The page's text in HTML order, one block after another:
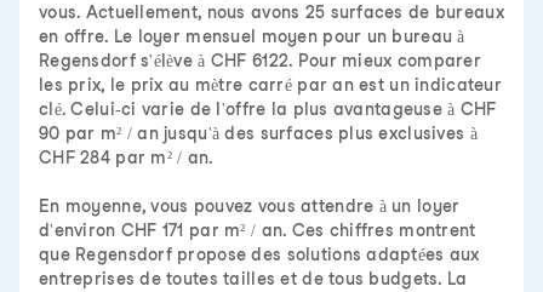
vous. Actuellement, nous avons 25 surfaces de bureaux
en offre. Le loyer mensuel moyen pour un bureau à
Regensdorf s'élève à CHF 6122. Pour mieux comparer
les prix, le prix au mètre carré par an est un indicateur
clé. Celui-ci varie de l'offre la plus avantageuse à CHF
90 par m² / an jusqu'à des surfaces plus exclusives à
CHF 284 par m² / an.
En moyenne, vous pouvez vous attendre à un loyer
d'environ CHF 171 par m² / an. Ces chiffres montrent
que Regensdorf propose des solutions adaptées aux
entreprises de toutes tailles et de tous budgets. La